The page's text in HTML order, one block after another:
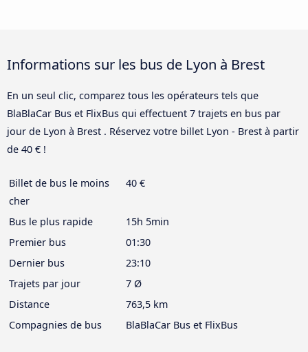
Informations sur les bus de Lyon à Brest
En un seul clic, comparez tous les opérateurs tels que
BlaBlaCar Bus et FlixBus qui effectuent 7 trajets en bus par
jour de Lyon à Brest . Réservez votre billet Lyon - Brest à partir
de 40 € !
Billet de bus le moins
cher
40 €
Bus le plus rapide
15h 5min
Premier bus
01:30
Dernier bus
23:10
Trajets par jour
7 Ø
Distance
763,5 km
Compagnies de bus
BlaBlaCar Bus et FlixBus